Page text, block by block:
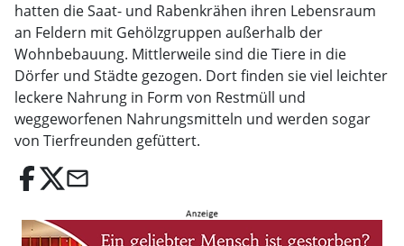
hatten die Saat- und Rabenkrähen ihren Lebensraum
an Feldern mit Gehölzgruppen außerhalb der
Wohnbebauung. Mittlerweile sind die Tiere in die
Dörfer und Städte gezogen. Dort finden sie viel leichter
leckere Nahrung in Form von Restmüll und
weggeworfenen Nahrungsmitteln und werden sogar
von Tierfreunden gefüttert.
email